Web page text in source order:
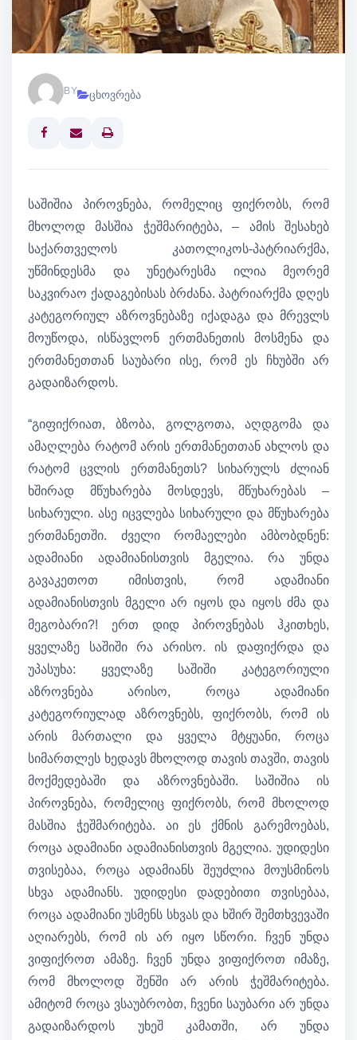
BY ცხოვრება
Print
საშიშია პიროვნება, რომელიც ფიქრობს, რომ
მხოლოდ მასშია ჭეშმარიტება, – ამის შესახებ
საქართველოს კათოლიკოს-პატრიარქმა,
უწმინდესმა და უნეტარესმა ილია მეორემ
საკვირაო ქადაგებისას ბრძანა. პატრიარქმა დღეს
კატეგორიულ აზროვნებაზე იქადაგა და მრევლს
მოუწოდა, ისწავლონ ერთმანეთის მოსმენა და
ერთმანეთთან საუბარი ისე, რომ ეს ჩხუბში არ
გადაიზარდოს.
“გიფიქრიათ, ბზობა, გოლგოთა, აღდგომა და
ამაღლება რატომ არის ერთმანეთთან ახლოს და
რატომ ცვლის ერთმანეთს? სიხარულს ძლიან
ხშირად მწუხარება მოსდევს, მწუხარებას –
სიხარული. ასე იცვლება სიხარული და მწუხარება
ერთმანეთში. ძველი რომაელები ამბობდნენ:
ადამიანი ადამიანისთვის მგელია. რა უნდა
გავაკეთოთ იმისთვის, რომ ადამიანი
ადამიანისთვის მგელი არ იყოს და იყოს ძმა და
მეგობარი?! ერთ დიდ პიროვნებას ჰკითხეს,
ყველაზე საშიში რა არისო. ის დაფიქრდა და
უპასუხა: ყველაზე საშიში კატეგორიული
აზროვნება არისო, როცა ადამიანი
კატეგორიულად აზროვნებს, ფიქრობს, რომ ის
არის მართალი და ყველა მტყუანი, როცა
სიმართლეს ხედავს მხოლოდ თავის თავში, თავის
მოქმედებაში და აზროვნებაში. საშიშია ის
პიროვნება, რომელიც ფიქრობს, რომ მხოლოდ
მასშია ჭეშმარიტება. აი ეს ქმნის გარემოებას,
როცა ადამიანი ადამიანისთვის მგელია. უდიდესი
თვისებაა, როცა ადამიანს შეუძლია მოუსმინოს
სხვა ადამიანს. უდიდესი დადებითი თვისებაა,
როცა ადამიანი უსმენს სხვას და ხშირ შემთხვევაში
აღიარებს, რომ ის არ იყო სწორი. ჩვენ უნდა
ვიფიქროთ ამაზე. ჩვენ უნდა ვიფიქროთ იმაზე,
რომ მხოლოდ შენში არ არის ჭეშმარიტება.
ამიტომ როცა ვსაუბრობთ, ჩვენი საუბარი არ უნდა
გადაიზარდოს უხეშ კამათში, არ უნდა